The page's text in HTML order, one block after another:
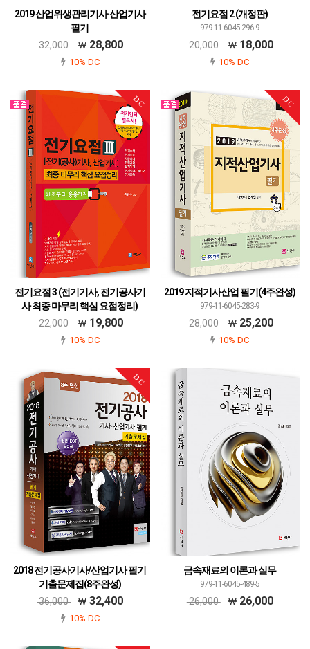
2019 산업위생관리기사·산업기사
필기
979-11-6045-264-8
32,000 28,800
10% DC
전기요점 2 (개정판)
979-11-6045-296-9
20,000 18,000
10% DC
DC
전기요점 3 (전기기사, 전기공사기
사 최종 마무리 핵심 요점정리)
979-11-6045-219-8
22,000 19,800
10% DC
DC
2019 지적기사산업 필기(4주완성)
979-11-6045-283-9
28,000 25,200
10% DC
DC
2018 전기공사기사/산업기사 필기
기출문제집(8주완성)
979-11-6045-207-5
36,000 32,400
10% DC
금속재료의 이론과 실무
979-11-6045-489-5
26,000 26,000